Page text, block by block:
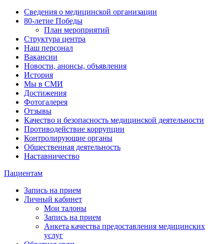
Сведения о медицинской организации
80-летие Победы
План мероприятий
Структура центра
Наш персонал
Вакансии
Новости, анонсы, объявления
История
Мы в СМИ
Достижения
Фотогалерея
Отзывы
Качество и безопасность медицинской деятельности
Противодействие коррупции
Контролирующие органы
Общественная деятельность
Наставничество
Пациентам
Запись на прием
Личный кабинет
Мои талоны
Запись на прием
Анкета качества предоставления медицинских
услуг